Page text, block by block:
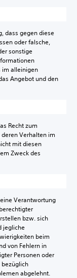
dass gegen diese
oder falsche,
sonstige
im alleinigen
Angebot und den
Recht zum
Verhalten im
mit diesen
Zweck des
Verantwortung
bzw. sich
jegliche
beim
von Fehlern in
Personen oder
abgelehnt.